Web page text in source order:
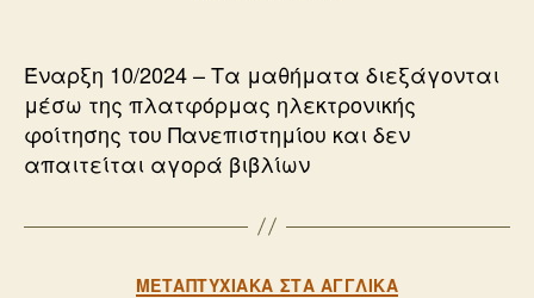
Έναρξη 10/2024 – Τα μαθήματα διεξάγονται
μέσω της πλατφόρμας ηλεκτρονικής
φοίτησης του Πανεπιστημίου και δεν
απαιτείται αγορά βιβλίων
Κατηγορίες
ΜΕΤΑΠΤΥΧΙΑΚΆ ΣΤΑ ΑΓΓΛΙΚΆ